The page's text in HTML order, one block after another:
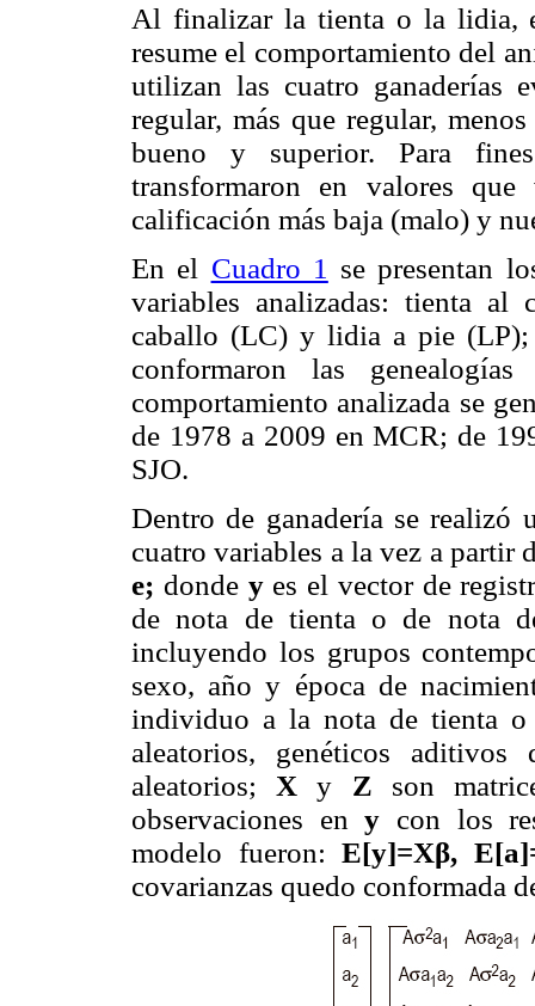
Al finalizar la tienta o la lidia,
resume el comportamiento del
utilizan las cuatro ganaderías
regular, más que regular,
bueno y superior. Para
transformaron en valores
calificación más baja (malo) y
En el Cuadro 1 se presentan
variables analizadas: tienta
caballo (LC) y lidia a pie
conformaron las
comportamiento analizada se
de 1978 a 2009 en MCR; de
SJO.
Dentro de ganadería se realizó
cuatro variables a la vez a
e; donde yes el vector de
de nota de tienta o de nota
incluyendo los grupos
sexo, año y época de
individuo a la nota de tienta
aleatorios, genéticos
aleatorios; X y Z son
observaciones eny con los
modelo fueron:E[y]=Xβ,
covarianzas quedo conformada